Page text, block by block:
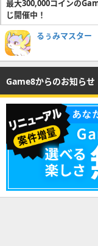
最大300,000コインの
じ開催中！
るぅみマスター
Game8からのお知らせ